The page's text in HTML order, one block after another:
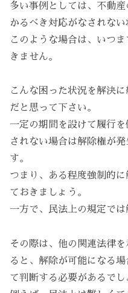
多い事例としては、不動
かるべき対応がなされな
このような場合は、いつ
きません。
こんな困った状況を解決
だと思って下さい。
一定の期間を設けて履行
されない場合は解除権が
す。
つまり、ある程度強制的
ておきましょう。
一方で、民法上の規定では
その際は、他の関連法律
ると、解除が可能になる
て判断する必要があるでし